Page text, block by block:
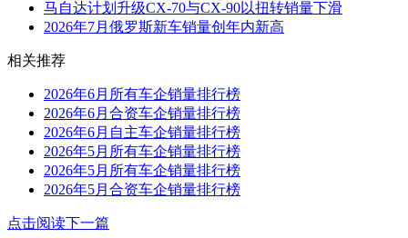
马自达计划升级CX-70与CX-90以扭转销量下滑
2026年7月俄罗斯新车销量创年内新高
相关推荐
2026年6月所有车企销量排行榜
2026年6月合资车企销量排行榜
2026年6月自主车企销量排行榜
2026年5月所有车企销量排行榜
2026年5月所有车企销量排行榜
2026年5月合资车企销量排行榜
点击阅读下一篇